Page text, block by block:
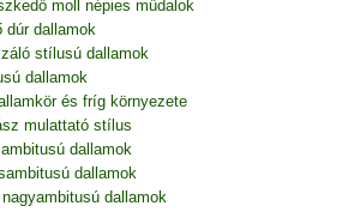
moll népies műdalok
dúr dallamok
stílusú dallamok
dallamok
és fríg környezete
mulattató stílus
dallamok
dallamok
dallamok